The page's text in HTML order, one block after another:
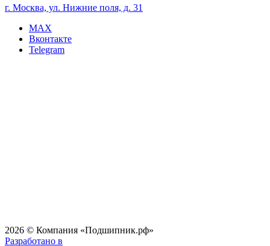
г. Москва, ул. Нижние поля, д. 31
MAX
Вконтакте
Telegram
2026 © Компания «Подшипник.рф»
Разработано в